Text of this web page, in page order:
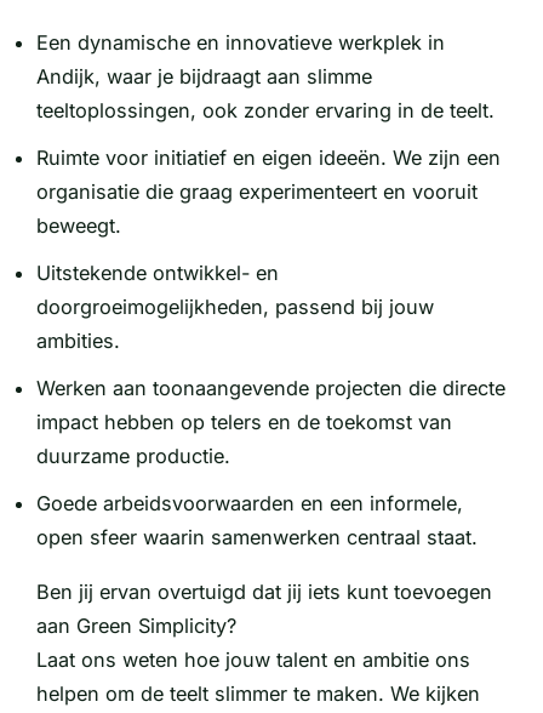
Een dynamische en innovatieve werkplek in
Andijk, waar je bijdraagt aan slimme
teeltoplossingen, ook zonder ervaring in de teelt.
Ruimte voor initiatief en eigen ideeën. We zijn een
organisatie die graag experimenteert en vooruit
beweegt.
Uitstekende ontwikkel- en
doorgroeimogelijkheden, passend bij jouw
ambities.
Werken aan toonaangevende projecten die directe
impact hebben op telers en de toekomst van
duurzame productie.
Goede arbeidsvoorwaarden en een informele,
open sfeer waarin samenwerken centraal staat.
Ben jij ervan overtuigd dat jij iets kunt toevoegen
aan Green Simplicity?
Laat ons weten hoe jouw talent en ambitie ons
helpen om de teelt slimmer te maken. We kijken